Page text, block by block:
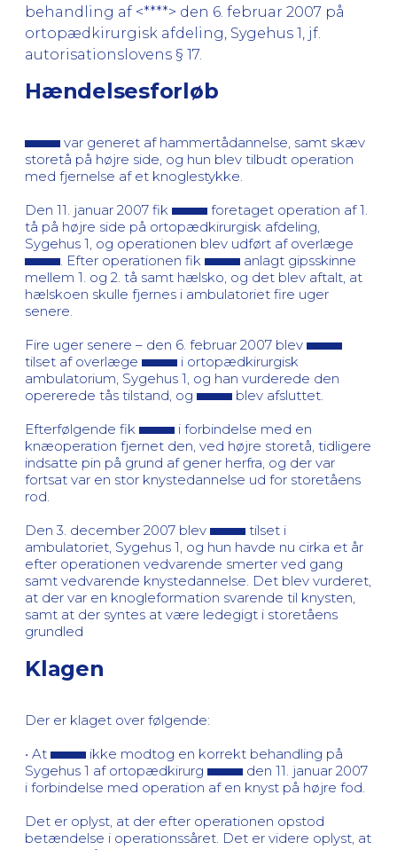
behandling af <****> den 6. februar 2007 på
ortopædkirurgisk afdeling, Sygehus 1, jf.
autorisationslovens § 17.
Hændelsesforløb
var generet af hammertådannelse, samt skæv
storetå på højre side, og hun blev tilbudt operation
med fjernelse af et knoglestykke.
Den 11. januar 2007 fik
foretaget operation af 1.
tå på højre side på ortopædkirurgisk afdeling,
Sygehus 1, og operationen blev udført af overlæge
. Efter operationen fik
anlagt gipsskinne
mellem 1. og 2. tå samt hælsko, og det blev aftalt, at
hælskoen skulle fjernes i ambulatoriet fire uger
senere.
Fire uger senere – den 6. februar 2007 blev
tilset af overlæge
i ortopædkirurgisk
ambulatorium, Sygehus 1, og han vurderede den
opererede tås tilstand, og
blev afsluttet.
Efterfølgende fik
i forbindelse med en
knæoperation fjernet den, ved højre storetå, tidligere
indsatte pin på grund af gener herfra, og der var
fortsat var en stor knystedannelse ud for storetåens
rod.
Den 3. december 2007 blev
tilset i
ambulatoriet, Sygehus 1, og hun havde nu cirka et år
efter operationen vedvarende smerter ved gang
samt vedvarende knystedannelse. Det blev vurderet,
at der var en knogleformation svarende til knysten,
samt at der syntes at være ledegigt i storetåens
grundled
Klagen
Der er klaget over følgende:
• At
ikke modtog en korrekt behandling på
Sygehus 1 af ortopædkirurg
den 11. januar 2007
i forbindelse med operation af en knyst på højre fod.
Det er oplyst, at der efter operationen opstod
betændelse i operationssåret. Det er videre oplyst, at